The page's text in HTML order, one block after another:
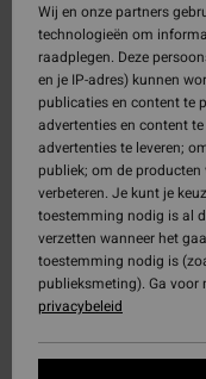
Wij en onze partners
technologieën om
raadplegen. Deze
en je IP-adres) kunnen
publicaties en content te
advertenties en content
advertenties te leveren;
publiek; om de
verbeteren. Je kunt je
toestemming nodig is al
verzetten wanneer het
toestemming nodig is
publieksmeting). Ga
privacybeleid